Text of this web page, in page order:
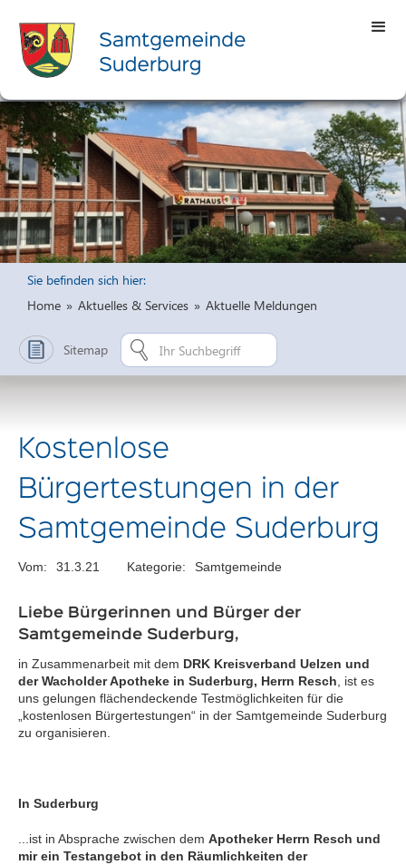
Sie befinden sich hier:
Home » Aktuelles & Services » Aktuelle Meldungen
Sitemap
Kostenlose
Bürgertestungen in der
Samtgemeinde Suderburg
Vom: 31.3.21 Kategorie: Samtgemeinde
Liebe Bürgerinnen und Bürger der
Samtgemeinde Suderburg,
in Zusammenarbeit mit dem DRK Kreisverband Uelzen und
der Wacholder Apotheke in Suderburg, Herrn Resch , ist es
uns gelungen flächendeckende Testmöglichkeiten für die
„kostenlosen Bürgertestungen“ in der Samtgemeinde Suderburg
zu organisieren.
In Suderburg
...ist in Absprache zwischen dem Apotheker Herrn Resch und
mir ein Testangebot in den Räumlichkeiten der